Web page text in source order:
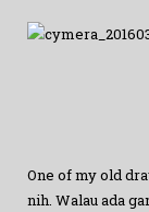
One of my old
nih. Walau ada